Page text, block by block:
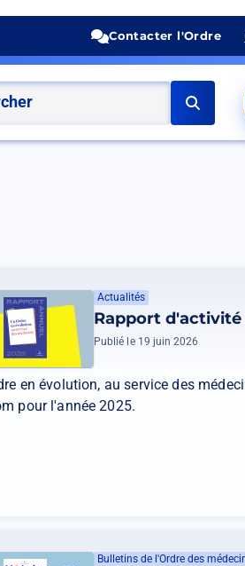
Contacter l'Ordre
Rechercher
Actualités
Rapport d'activité
Publié le 19 juin 2026
en évolution, au service des
pour l'année 2025.
Bulletins de l'Ordre des